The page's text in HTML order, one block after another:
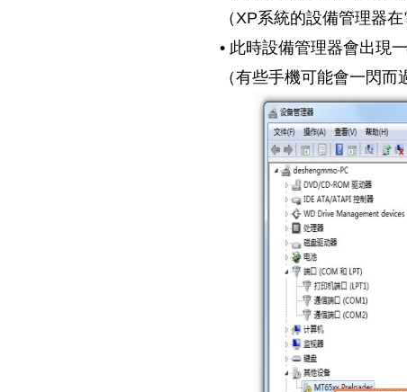
（XP系統的設備管理器在
• 此時設備管理器會出現一
（有些手機可能會一閃而過